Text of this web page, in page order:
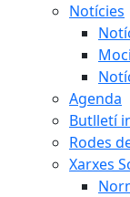
Notícies
Agenda
Butlletí
Rodes
Xarxes